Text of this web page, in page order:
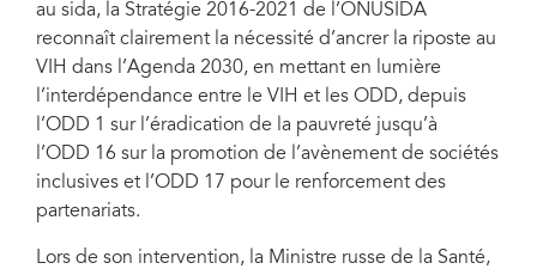
au sida, la Stratégie 2016-2021 de l’ONUSIDA
reconnaît clairement la nécessité d’ancrer la riposte au
VIH dans l’Agenda 2030, en mettant en lumière
l’interdépendance entre le VIH et les ODD, depuis
l’ODD 1 sur l’éradication de la pauvreté jusqu’à
l’ODD 16 sur la promotion de l’avènement de sociétés
inclusives et l’ODD 17 pour le renforcement des
partenariats.
Lors de son intervention, la Ministre russe de la Santé,